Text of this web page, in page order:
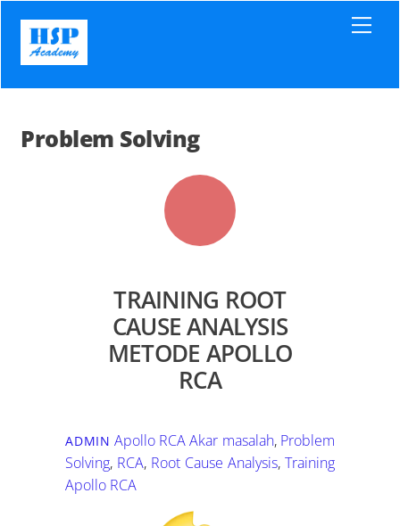
content
Problem Solving
TRAINING ROOT
CAUSE ANALYSIS
METODE APOLLO
RCA
ADMIN Apollo RCAAkar masalah, Problem
Solving, RCA, Root Cause Analysis, Training
Apollo RCA